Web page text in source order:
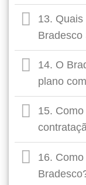
13.
Bradesco
14. O
plano
15.
16.